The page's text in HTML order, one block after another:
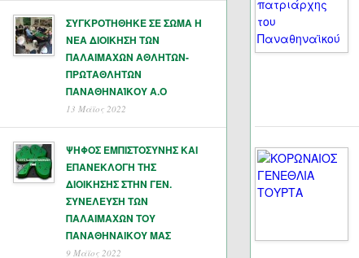
ΣΥΓΚΡΟΤΗΘΗΚΕ ΣΕ ΣΩΜΑ Η
ΝΕΑ ΔΙΟΙΚΗΣΗ ΤΩΝ
ΠΑΛΑΙΜΑΧΩΝ ΑΘΛΗΤΩΝ-
ΠΡΩΤΑΘΛΗΤΩΝ
ΠΑΝΑΘΗΝΑΊΚΟΥ Α.Ο
13 Μάϊος 2022
ΨΗΦΟΣ ΕΜΠΙΣΤΟΣΥΝΗΣ ΚΑΙ
ΕΠΑΝΕΚΛΟΓΗ ΤΗΣ
ΔΙΟΙΚΗΣΗΣ ΣΤΗΝ ΓΕΝ.
ΣΥΝΕΛΕΥΣΗ ΤΩΝ
ΠΑΛΑΙΜΑΧΩΝ ΤΟΥ
ΠΑΝΑΘΗΝΑΙΚΟΥ ΜΑΣ
9 Μάϊος 2022